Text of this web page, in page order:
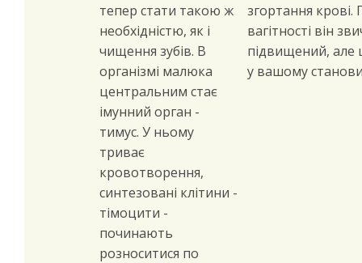
тепер стати такою ж
необхідністю, як і
чищення зубів. В
організмі малюка
центральним стає
імунний орган -
тимус. У ньому
триває
кровотворення,
синтезовані клітини -
тімоцити -
починають
розноситися по
згортання крові.
вагітності він
підвищений, але
у вашому